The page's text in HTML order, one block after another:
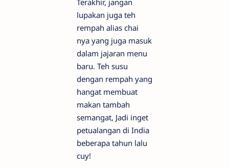
Terakhir, jangan
lupakan juga teh
rempah alias chai
nya yang juga masuk
dalam jajaran menu
baru. Teh susu
dengan rempah yang
hangat membuat
makan tambah
semangat, Jadi inget
petualangan di India
beberapa tahun lalu
cuy!